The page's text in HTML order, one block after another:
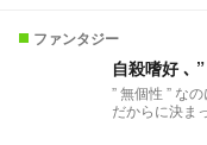
ファンタジー
自殺嗜好 ､
” 無個性 ” なのに
だからに決ま